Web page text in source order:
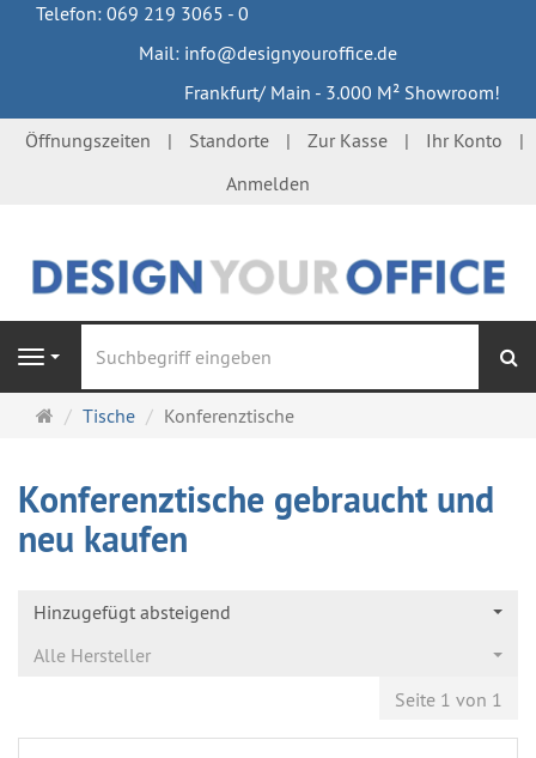
Telefon: 069 219 3065 - 0
Mail: info@designyouroffice.de
Frankfurt/ Main - 3.000 M² Showroom!
Öffnungszeiten
Standorte Zur Kasse
Ihr Konto
Anmelden
Navigation
Startseite
Tische Konferenztische
Konferenztische gebraucht und
neu kaufen
Hinzugefügt absteigend
Alle Hersteller
Seite 1 von 1